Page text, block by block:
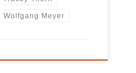
Wolfgang Meyer